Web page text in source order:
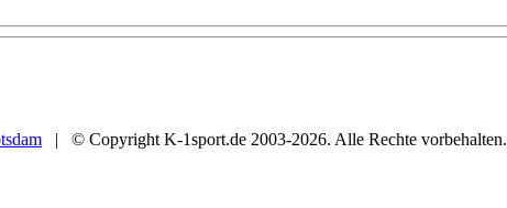
| © Copyright K-1sport.de 2003-2026. Alle Rechte vorbehalten.